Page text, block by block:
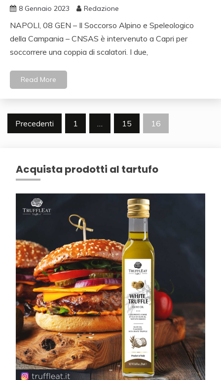
8 Gennaio 2023 Redazione
NAPOLI, 08 GEN – Il Soccorso Alpino e Speleologico
della Campania – CNSAS è intervenuto a Capri per
soccorrere una coppia di scalatori. I due,
Read More
Navigazione
Precedenti 1 … 15 16
Acquista prodotti al tartufo